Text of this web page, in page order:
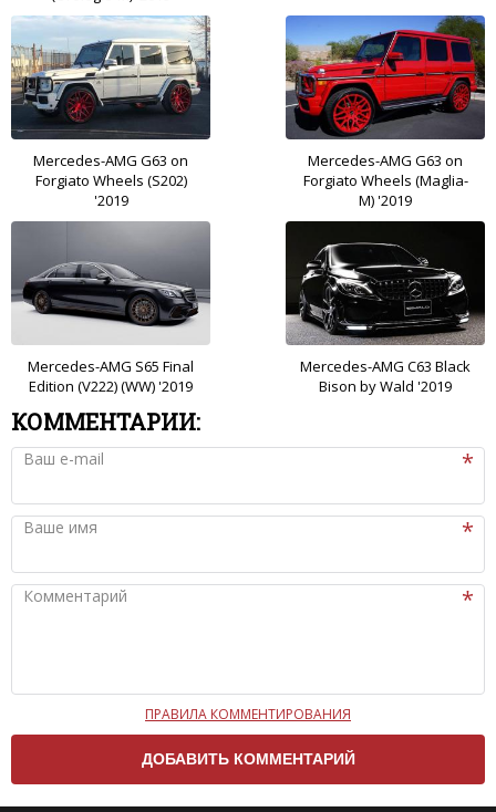
Mercedes-AMG G63 on
Forgiato Wheels (S202)
'2019
Mercedes-AMG G63 on
Forgiato Wheels (Maglia-
M) '2019
Mercedes-AMG S65 Final
Edition (V222) (WW) '2019
Mercedes-AMG C63 Black
Bison by Wald '2019
КОММЕНТАРИИ:
Ваш e-mail
Ваше имя
Комментарий
Чтобы ваш комментарий был опубликован на сайте,
вам нужно придерживаться следующих правил:
Комментарий не может быть слишком
ПРАВИЛА КОММЕНТИРОВАНИЯ